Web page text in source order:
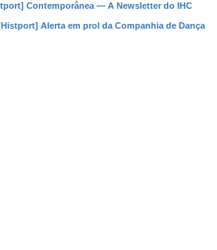
Contemporânea — A Newsletter do IHC
Alerta em prol da Companhia de Dança